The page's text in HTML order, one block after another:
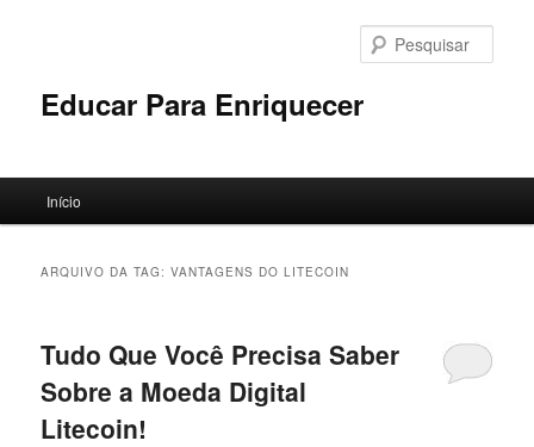
principal
secundárioEducar Para Enriquecer
principal
Início
ARQUIVO DA TAG:VANTAGENS DO LITECOIN
Tudo Que Você Precisa Saber
Sobre a Moeda Digital
Litecoin!